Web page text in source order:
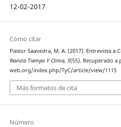
12-02-2017
Cómo citar
Pastor Saavedra, M. A. (2017). Entrevista a
Revista Tiempo Y Clima, 5(55). Recuperado
web.org/index.php/TyC/article/view/1115
Más formatos de cita
Número